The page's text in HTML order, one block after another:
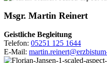
Msgr. Martin Reinert
Geistliche Begleitung
Telefon: 05251 125 1644
E-Mail: